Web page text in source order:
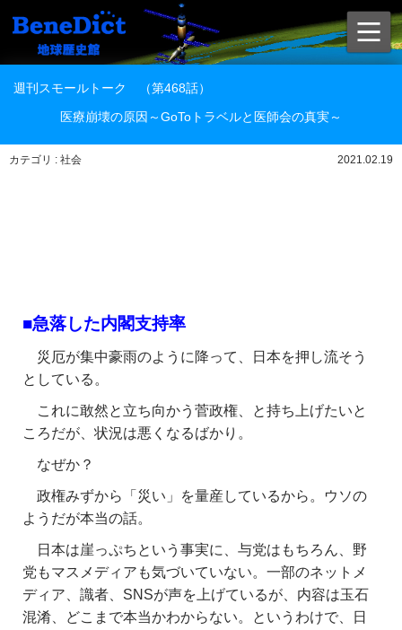
週刊スモールトーク （第468話）
医療崩壊の原因～GoToトラベルと医師会の真実～
カテゴリ : 社会 2021.02.19
■急落した内閣支持率
災厄が集中豪雨のように降って、日本を押し流そう
としている。
これに敢然と立ち向かう菅政権、と持ち上げたいと
ころだが、状況は悪くなるばかり。
なぜか？
政権みずから「災い」を量産しているから。ウソの
ようだが本当の話。
日本は崖っぷちという事実に、与党はもちろん、野
党もマスメディアも気づいていない。一部のネットメ
ディア、識者、SNSが声を上げているが、内容は玉石
混淆、どこまで本当かわからない。というわけで、日